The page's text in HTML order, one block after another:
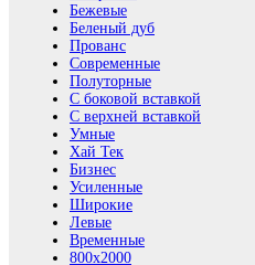
Бежевые
Беленый дуб
Прованс
Современные
Полуторные
С боковой вставкой
С верхней вставкой
Умные
Хай Тек
Бизнес
Усиленные
Широкие
Левые
Временные
800х2000